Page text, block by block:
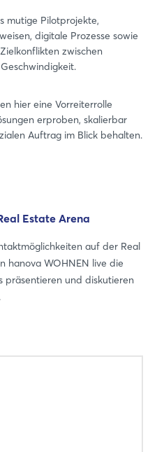
mutige Pilotprojekte,
digitale Prozesse sowie
zwischen
hier eine Vorreiterrolle
erproben, skalierbar
Auftrag im Blick behalten.
Estate Arena
auf der Real
hanova WOHNEN live die
präsentieren und diskutieren